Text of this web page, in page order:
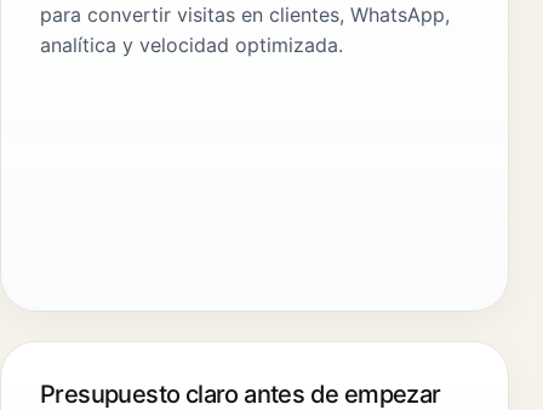
para convertir visitas en clientes, WhatsApp,
analítica y velocidad optimizada.
Presupuesto claro antes de empezar